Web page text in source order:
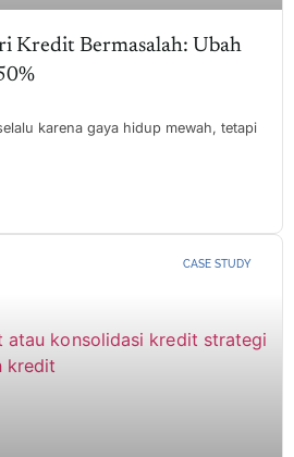
Kredit Bermasalah: Ubah
karena gaya hidup mewah, tetapi
CASE STUDY